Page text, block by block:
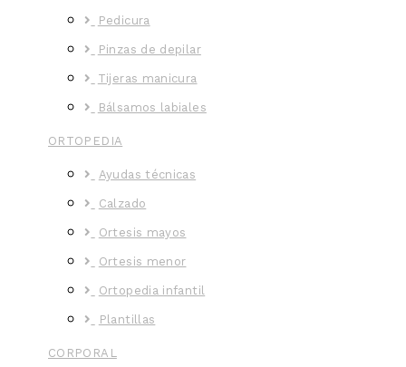
Pedicura
Pinzas de depilar
Tijeras manicura
Bálsamos labiales
ORTOPEDIA
Ayudas técnicas
Calzado
Ortesis mayos
Ortesis menor
Ortopedia infantil
Plantillas
CORPORAL